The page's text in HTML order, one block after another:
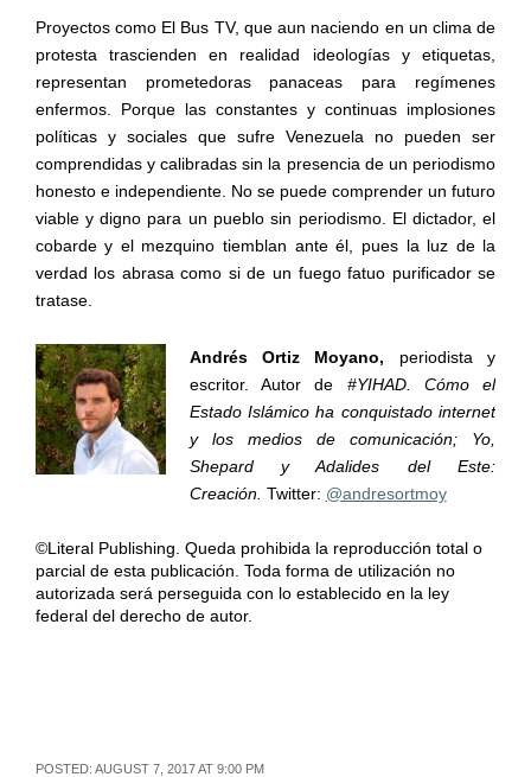
Proyectos como El Bus TV, que aun naciendo en un clima de
protesta trascienden en realidad ideologías y etiquetas,
representan prometedoras panaceas para regímenes
enfermos. Porque las constantes y continuas implosiones
políticas y sociales que sufre Venezuela no pueden ser
comprendidas y calibradas sin la presencia de un periodismo
honesto e independiente. No se puede comprender un futuro
viable y digno para un pueblo sin periodismo. El dictador, el
cobarde y el mezquino tiemblan ante él, pues la luz de la
verdad los abrasa como si de un fuego fatuo purificador se
tratase.
Andrés Ortiz Moyano, periodista y
escritor. Autor de #YIHAD. Cómo el
Estado Islámico ha conquistado internet
y los medios de comunicación; Yo,
Shepard y Adalides del Este:
Creación. Twitter: @andresortmoy
©Literal Publishing. Queda prohibida la reproducción total o
parcial de esta publicación. Toda forma de utilización no
autorizada será perseguida con lo establecido en la ley
federal del derecho de autor.
POSTED: AUGUST 7, 2017 AT 9:00 PM